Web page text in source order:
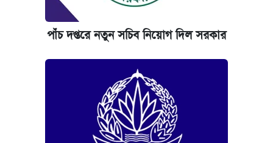
পাঁচ দপ্তরে নতুন সচিব নিয়োগ দিল সরকার